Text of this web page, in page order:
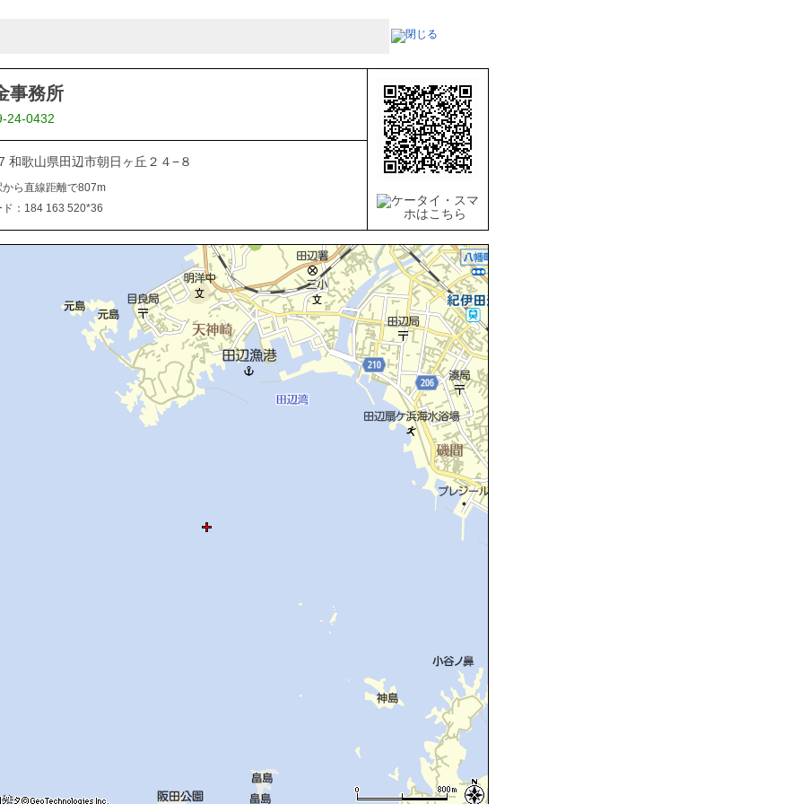
事務所
24-0432
和歌山県田辺市朝日ヶ丘２４−８
から直線距離で807m
ド：184 163 520*36